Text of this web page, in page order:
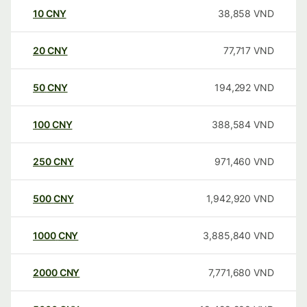
10CNY 38,858 VND
20CNY 77,717 VND
50CNY 194,292 VND
100CNY 388,584 VND
250CNY 971,460 VND
500CNY 1,942,920 VND
1000CNY 3,885,840 VND
2000CNY 7,771,680 VND